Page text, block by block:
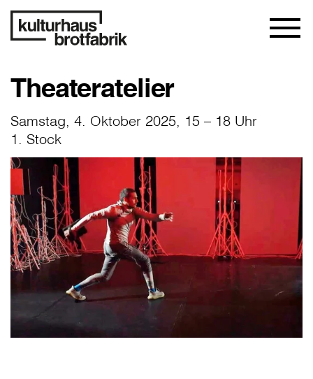
Theateratelier
Samstag, 4. Oktober 2025, 15 – 18 Uhr
1. Stock